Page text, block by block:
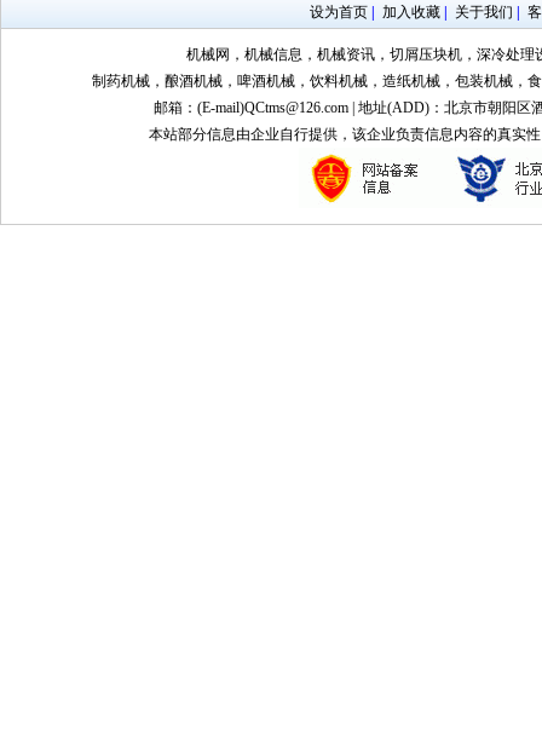
设为首页 加入收藏 关于我们
机械网，机械信息，机械资讯，切屑压块机，深冷处
制药机械，酿酒机械，啤酒机械，饮料机械，造纸机械，包装机械，
邮箱：(E-mail)QCtms@126.com | 地址(ADD)：北京市朝阳
本站部分信息由企业自行提供，该企业负责信息内容的真实